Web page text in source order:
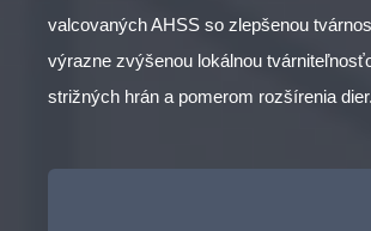
valcovaných AHSS so zlepšenou
výrazne zvýšenou lokálnou
strižných hrán a pomerom rozšírenia dier.